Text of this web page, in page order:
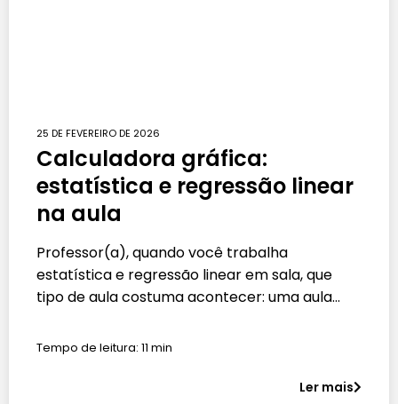
25 DE FEVEREIRO DE 2026
Calculadora gráfica:
estatística e regressão linear
na aula
Professor(a), quando você trabalha
estatística e regressão linear em sala, que
tipo de aula costuma acontecer: uma aula…
Tempo de leitura: 11 min
Ler mais